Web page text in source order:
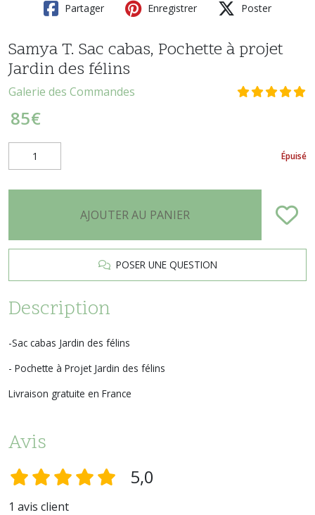
Partager Enregistrer Poster
Samya T. Sac cabas, Pochette à projet
Jardin des félins
Galerie des Commandes
85€
Épuisé
AJOUTER AU PANIER
POSER UNE QUESTION
Description
-Sac cabas Jardin des félins
- Pochette à Projet Jardin des félins
Livraison gratuite en France
Avis
5,0
1 avis client